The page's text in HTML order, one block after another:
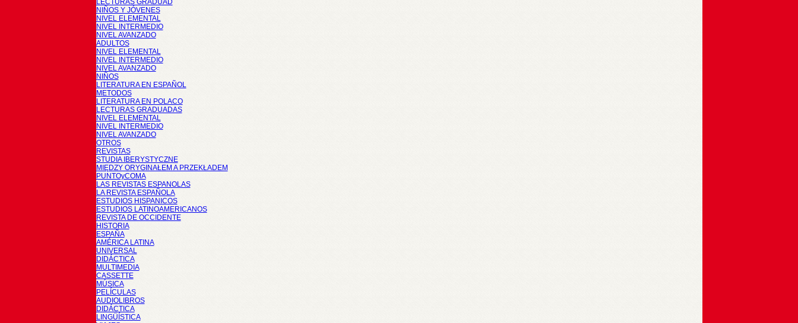
LECTURAS GRADUAD
NIÑOS Y JÓVENES
NIVEL ELEMENTAL
NIVEL INTERMEDIO
NIVEL AVANZADO
ADULTOS
NIVEL ELEMENTAL
NIVEL INTERMEDIO
NIVEL AVANZADO
NIÑOS
LITERATURA EN ESPAÑOL
METODOS
LITERATURA EN POLACO
LECTURAS GRADUADAS
NIVEL ELEMENTAL
NIVEL INTERMEDIO
NIVEL AVANZADO
OTROS
REVISTAS
STUDIA IBERYSTYCZNE
MIĘDZY ORYGINAŁEM A PRZEKŁADEM
PUNTOyCOMA
LAS REVISTAS ESPANOLAS
LA REVISTA ESPAÑOLA
ESTUDIOS HISPANICOS
ESTUDIOS LATINOAMERICANOS
REVISTA DE OCCIDENTE
HISTORIA
ESPAÑA
AMÉRICA LATINA
UNIVERSAL
DIDÁCTICA
MULTIMEDIA
CASSETTE
MÚSICA
PELÍCULAS
AUDIOLIBROS
DIDÁCTICA
LINGÜÍSTICA